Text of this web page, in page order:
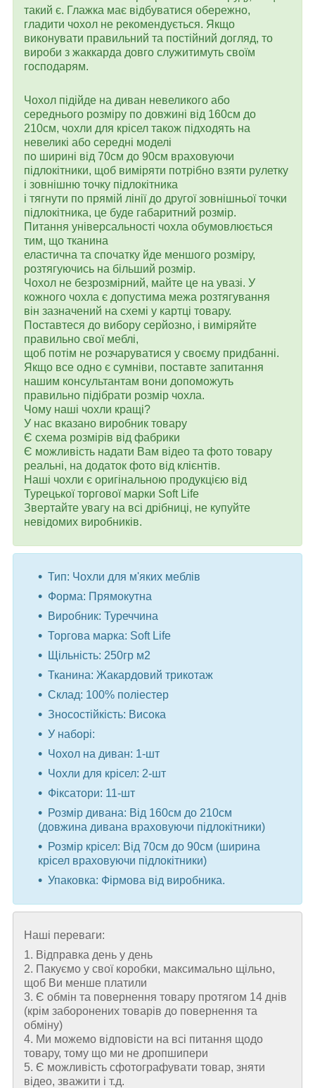
такий є. Глажка має відбуватися обережно,
гладити чохол не рекомендується. Якщо
виконувати правильний та постійний догляд, то
вироби з жаккарда довго служитимуть своїм
господарям.
Чохол підійде на диван невеликого або
середнього розміру по довжині від 160см до
210см, чохли для крісел також підходять на
невеликі або середні моделі
по ширині від 70см до 90см враховуючи
підлокітники, щоб виміряти потрібно взяти рулетку
і зовнішню точку підлокітника
і тягнути по прямій лінії до другої зовнішньої точки
підлокітника, це буде габаритний розмір.
Питання універсальності чохла обумовлюється
тим, що тканина
еластична та спочатку йде меншого розміру,
розтягуючись на більший розмір.
Чохол не безрозмірний, майте це на увазі. У
кожного чохла є допустима межа розтягування
він зазначений на схемі у картці товару.
Поставтеся до вибору серйозно, і виміряйте
правильно свої меблі,
щоб потім не розчаруватися у своєму придбанні.
Якщо все одно є сумніви, поставте запитання
нашим консультантам вони допоможуть
правильно підібрати розмір чохла.
Чому наші чохли кращі?
У нас вказано виробник товару
Є схема розмірів від фабрики
Є можливість надати Вам відео та фото товару
реальні, на додаток фото від клієнтів.
Наші чохли є оригінальною продукцією від
Турецької торгової марки Soft Life
Звертайте увагу на всі дрібниці, не купуйте
невідомих виробників.
Тип: Чохли для м'яких меблів
Форма: Прямокутна
Виробник: Туреччина
Торгова марка: Soft Life
Щільність: 250гр м2
Тканина: Жакардовий трикотаж
Склад: 100% поліестер
Зносостійкість: Висока
У наборі:
Чохол на диван: 1-шт
Чохли для крісел: 2-шт
Фіксатори: 11-шт
Розмір дивана: Від 160см до 210см
(довжина дивана враховуючи підлокітники)
Розмір крісел: Від 70см до 90см (ширина
крісел враховуючи підлокітники)
Упаковка: Фірмова від виробника.
Наші переваги:
1. Відправка день у день
2. Пакуємо у свої коробки, максимально щільно,
щоб Ви менше платили
3. Є обмін та повернення товару протягом 14 днів
(крім заборонених товарів до повернення та
обміну)
4. Ми можемо відповісти на всі питання щодо
товару, тому що ми не дропшипери
5. Є можливість сфотографувати товар, зняти
відео, зважити і т.д.